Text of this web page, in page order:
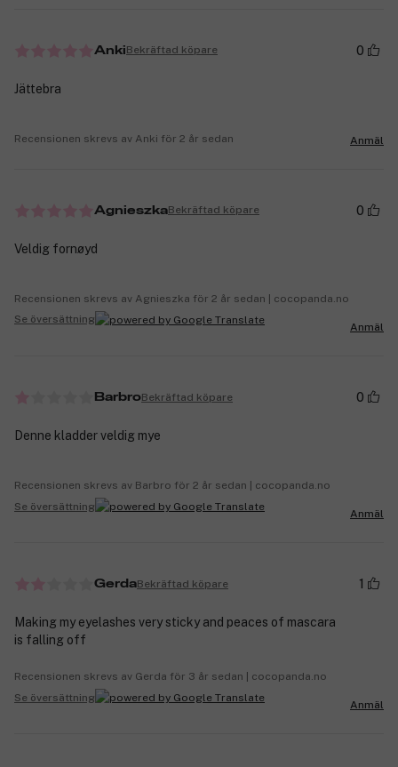
AnkiBekräftad köpare 0
Jättebra
Recensionen skrevs av Anki för 2 år sedan Anmäl
AgnieszkaBekräftad köpare 0
Veldig fornøyd
Recensionen skrevs av Agnieszka för 2 år sedan | cocopanda.no
Se översättning
Anmäl
BarbroBekräftad köpare 0
Denne kladder veldig mye
Recensionen skrevs av Barbro för 2 år sedan | cocopanda.no
Se översättning
Anmäl
GerdaBekräftad köpare 1
Making my eyelashes very sticky and peaces of mascara
is falling off
Recensionen skrevs av Gerda för 3 år sedan | cocopanda.no
Se översättning
Anmäl